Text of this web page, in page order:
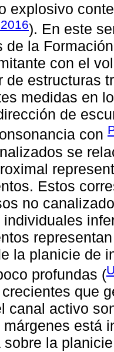
explosivo
). En este
de la
con el
de estructuras
medidas en
de
con
se
Estos
no
la planicie de
profundas (
que
canal activo
está
sobre la